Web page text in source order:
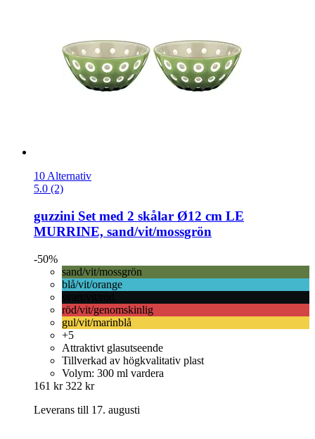
10 Alternativ
5.0 (2)
guzzini Set med 2 skålar Ø12 cm LE
MURRINE, sand/vit/mossgrön
-50%
sand/vit/mossgrön
blå/vit/orange
röd/vit/genomskinlig
gul/vit/marinblå
+5
Attraktivt glasutseende
Tillverkad av högkvalitativ plast
Volym: 300 ml vardera
161 kr 322 kr
Leverans till 17. augusti